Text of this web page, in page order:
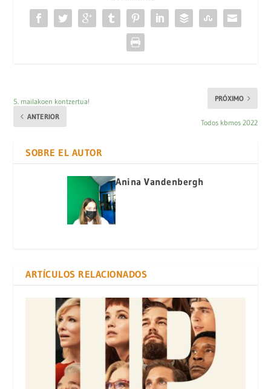
5. mailakoen kontzertua!
ANTERIOR
PRÓXIMO
Todos kbmos 2022
SOBRE EL AUTOR
Anina Vandenbergh
ARTÍCULOS RELACIONADOS